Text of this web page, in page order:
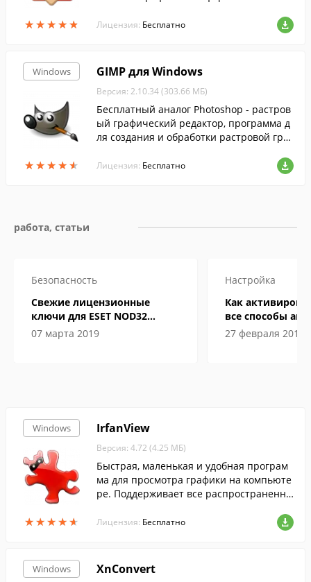
★★★★★
★★★★★ Лицензия: Бесплатно
Windows
★★★★★
★★★★★
GIMP для Windows
Версия: 2.10.34 (303.66 МБ)
Бесплатный аналог Photoshop - растров
ый графический редактор, программа д
ля создания и обработки растровой гра
векторной графикой....
Лицензия: Бесплатно
работа, статьи
Безопасность
Свежие лицензионные
ключи для ESET NOD32
Internet Security до 2019-2020
07 марта 2019
Настройка
Как
все способы
27 февраля 2019
Windows
★★★★★
★★★★★
IrfanView
Версия: 4.72 (4.25 МБ)
Быстрая, маленькая и удобная програм
ма для просмотра графики на компьюте
ре. Поддерживает все распространенны
Лицензия: Бесплатно
Windows XnConvert